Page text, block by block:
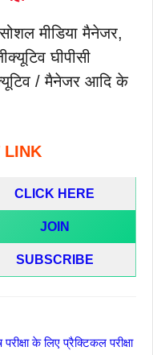
मीडिया मैनेजर,
घीपीसी
/ मैनेजर आदि के
LINK
CLICK HERE
JOIN
SUBSCRIBE
के लिए प्रैक्टिकल परीक्षा